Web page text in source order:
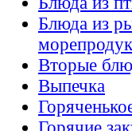
Блюда из
Вторые
Выпечка